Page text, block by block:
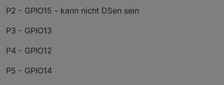
P2 - GPIO15 - kann nicht DSen sein
P3 - GPIO13
P4 - GPIO12
P5 - GPIO14